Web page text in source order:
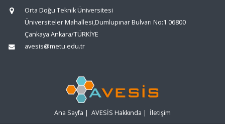
Orta Doğu Teknik Üniversitesi
Üniversiteler Mahallesi,Dumlupınar Bulvarı No:1 06800
Çankaya Ankara/TÜRKİYE
avesis@metu.edu.tr
Ana Sayfa | AVESİS Hakkında | İletişim